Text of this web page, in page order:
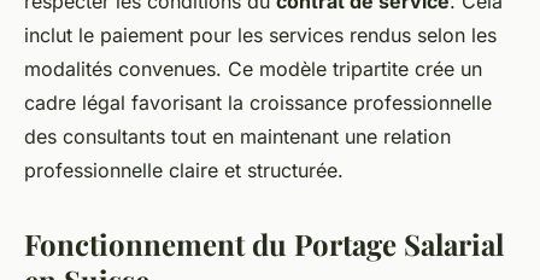
inclut le paiement pour les services rendus selon les
modalités convenues. Ce modèle tripartite crée un
cadre légal favorisant la croissance professionnelle
des consultants tout en maintenant une relation
professionnelle claire et structurée.
Fonctionnement du Portage Salarial